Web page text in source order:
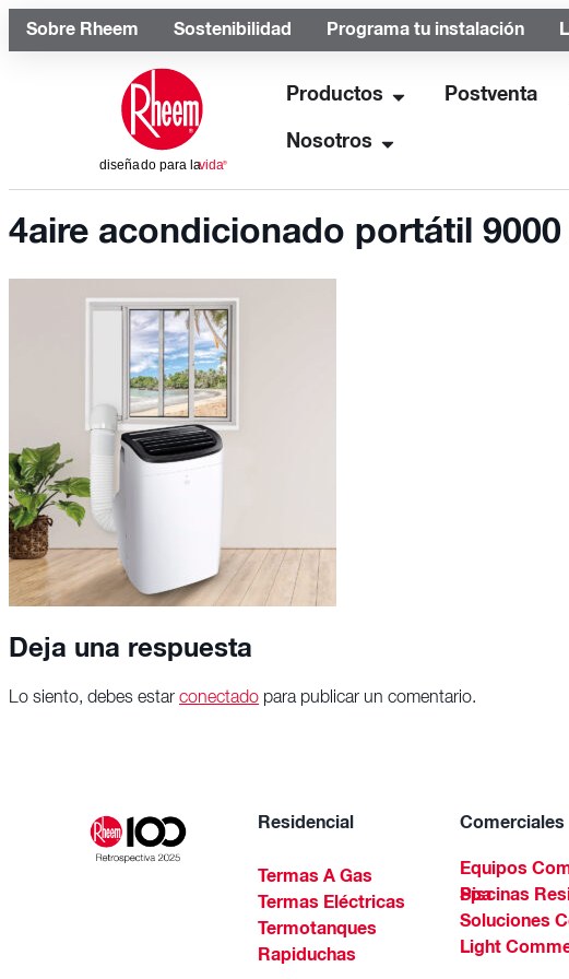
Sobre Rheem Sostenibilidad Programa tu instalación
Productos Postventa
Nosotros
4aire acondicionado portátil
Deja una respuesta
Lo siento, debes estar conectado para publicar un comentario.
Residencial
Termas A Gas
Termas Eléctricas
Termotanques
Rapiduchas
Comerciales
Equipos
Piscinas Residenciales Y Spa
Soluciones
Light